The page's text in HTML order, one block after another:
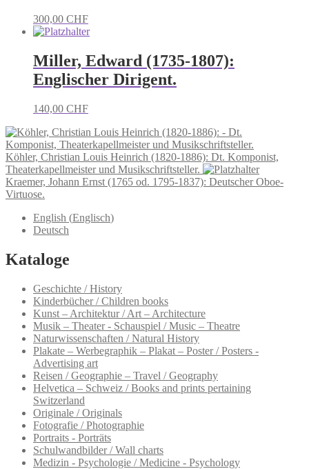
300,00 CHF
Miller, Edward (1735-1807):
Englischer Dirigent.
140,00 CHF
Köhler, Christian Louis Heinrich (1820-1886): Dt. Komponist,
Theaterkapellmeister und Musikschriftsteller.
Kraemer, Johann Ernst (1765 od. 1795-1837): Deutscher Oboe-
Virtuose.
English (Englisch)
Deutsch
Kataloge
Geschichte / History
Kinderbücher / Children books
Kunst – Architektur / Art – Architecture
Musik – Theater - Schauspiel / Music – Theatre
Naturwissenschaften / Natural History
Plakate – Werbegraphik – Plakat – Poster / Posters -
Advertising art
Reisen / Geographie – Travel / Geography
Helvetica – Schweiz / Books and prints pertaining
Switzerland
Originale / Originals
Fotografie / Photographie
Portraits - Porträts
Schulwandbilder / Wall charts
Medizin - Psychologie / Medicine - Psychology